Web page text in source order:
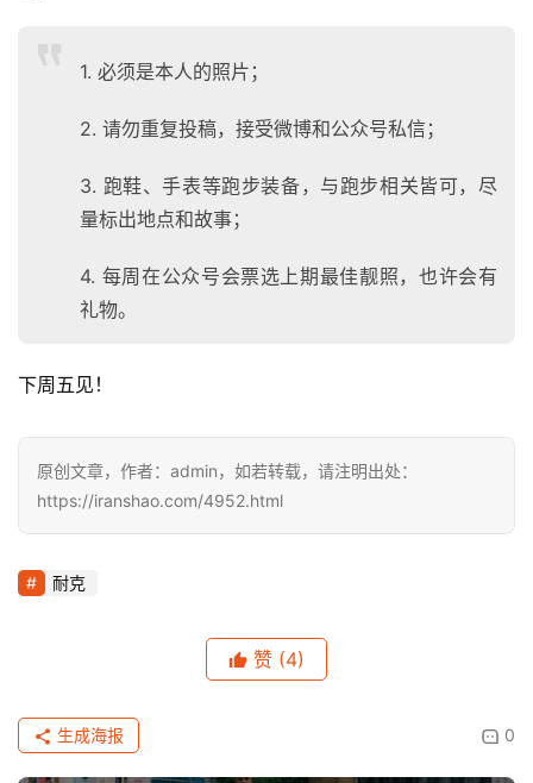
1. 必须是本人的照片；
2. 请勿重复投稿，接受微博和公众号私信；
3. 跑鞋、手表等跑步装备，与跑步相关皆可，尽
量标出地点和故事；
4. 每周在公众号会票选上期最佳靓照，也许会有
礼物。
下周五见！
原创文章，作者：admin，如若转载，请注明出处：
https://iranshao.com/4952.html
耐克
赞 (4)
0
生成海报